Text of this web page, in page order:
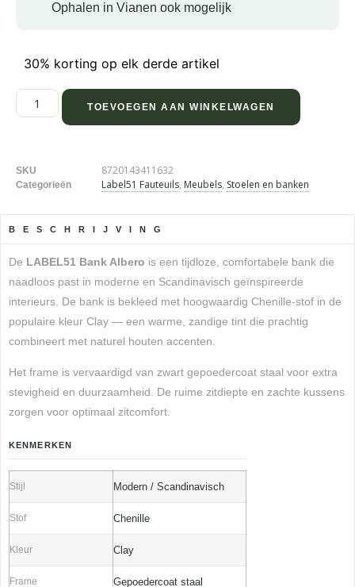
Ophalen in Vianen ook mogelijk
30% korting op elk derde artikel
TOEVOEGEN AAN WINKELWAGEN
SKU 8720143411632
Categorieën Label51 Fauteuils, Meubels, Stoelen en banken
BESCHRIJVING
De LABEL51 Bank Albero is een tijdloze, comfortabele bank die
naadloos past in moderne en Scandinavisch geïnspireerde
interieurs. De bank is bekleed met hoogwaardig Chenille-stof in de
populaire kleur Clay — een warme, zandige tint die prachtig
combineert met naturel houten accenten.
Het frame is vervaardigd van zwart gepoedercoat staal voor extra
stevigheid en duurzaamheid. De ruime zitdiepte en zachte kussens
zorgen voor optimaal zitcomfort.
KENMERKEN
Stijl Modern / Scandinavisch
Stof Chenille
Kleur Clay
Frame Gepoedercoat staal